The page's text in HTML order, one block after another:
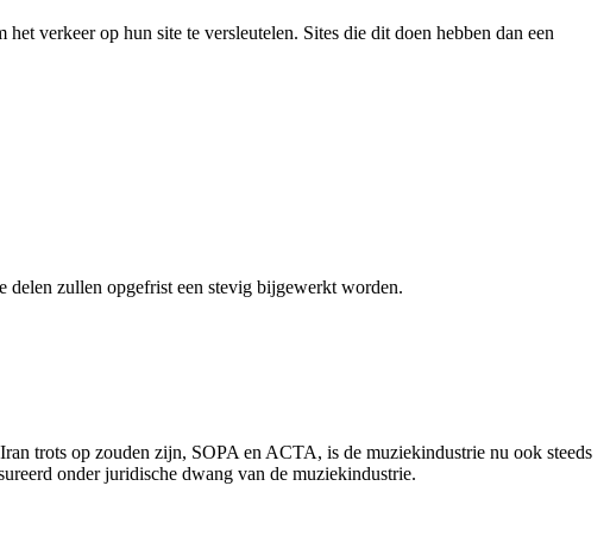
verkeer op hun site te versleutelen. Sites die dit doen hebben dan een
delen zullen opgefrist een stevig bijgewerkt worden.
trots op zouden zijn, SOPA en ACTA, is de muziekindustrie nu ook steeds
onder juridische dwang van de muziekindustrie.